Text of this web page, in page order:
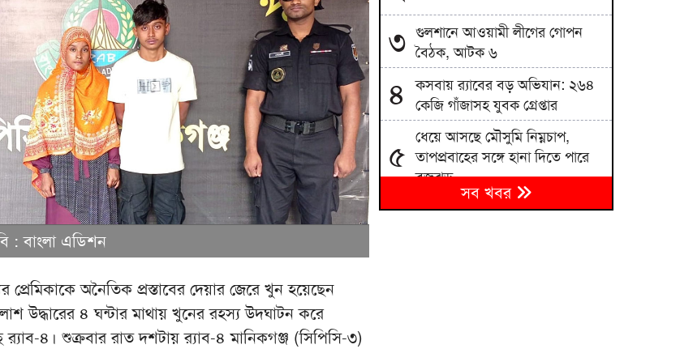
: বাংলা এডিশন
প্রেমিকাকে অনৈতিক প্রস্তাবের দেয়ার জেরে খুন হয়েছেন
উদ্ধারের ৪ ঘন্টার মাথায় খুনের রহস্য উদঘাটন করে
৪। শুক্রবার রাত দশটায় র‌্যাব-৪ মানিকগঞ্জ (সিপিসি-৩)
৩ গুলশানে আওয়ামী লীগের গোপন
বৈঠক, আটক ৬
৪
কসবায় র‍্যাবের বড় অভিযান: ২৬৪
কেজি গাঁজাসহ যুবক গ্রেপ্তার
৫
ধেয়ে আসছে মৌসুমি নিম্নচাপ,
তাপপ্রবাহের সঙ্গে হানা দিতে পারে
বজ্রঝড়
৬ শাহজালাল বিমানবন্দরের বলাকা
সব খবর